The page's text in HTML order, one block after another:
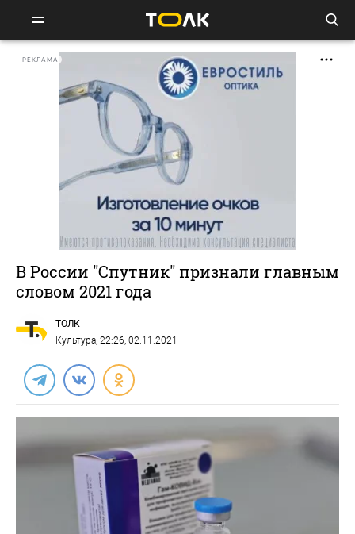
РЕКЛАМА
В России "Спутник" признали главным
словом 2021 года
ТОЛК
Культура, 22:26, 02.11.2021